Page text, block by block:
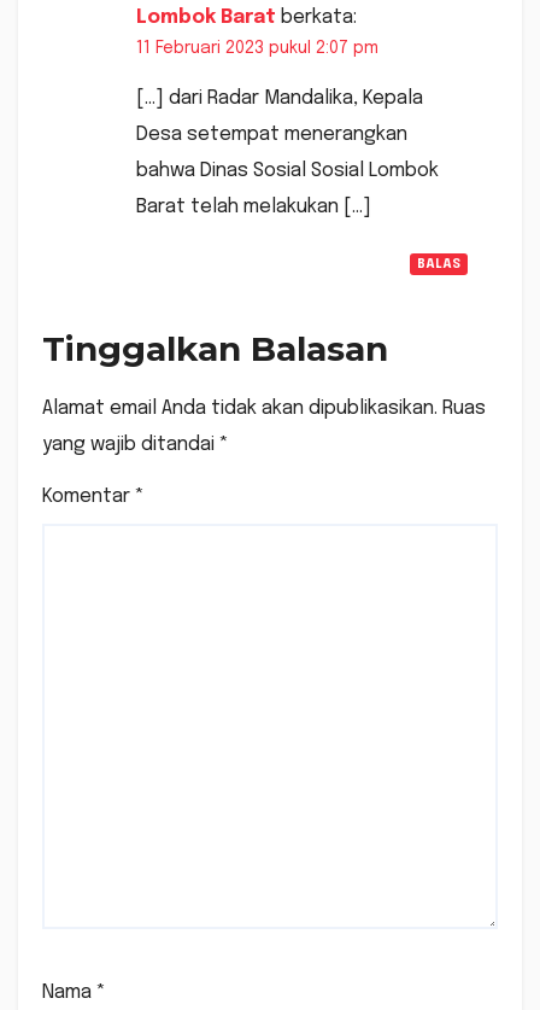
Lombok Barat berkata:
11 Februari 2023 pukul 2:07 pm
[…] dari Radar Mandalika, Kepala
Desa setempat menerangkan
bahwa Dinas Sosial Sosial Lombok
Barat telah melakukan […]
BALAS
Tinggalkan Balasan
Alamat email Anda tidak akan dipublikasikan. Ruas
yang wajib ditandai *
Komentar *
Nama *